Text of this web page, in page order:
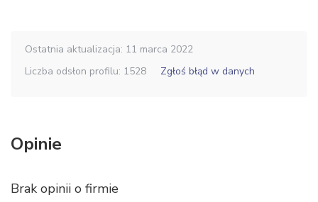
Ostatnia aktualizacja: 11 marca 2022
Liczba odsłon profilu: 1528
Zgłoś błąd w danych
Opinie
Brak opinii o firmie